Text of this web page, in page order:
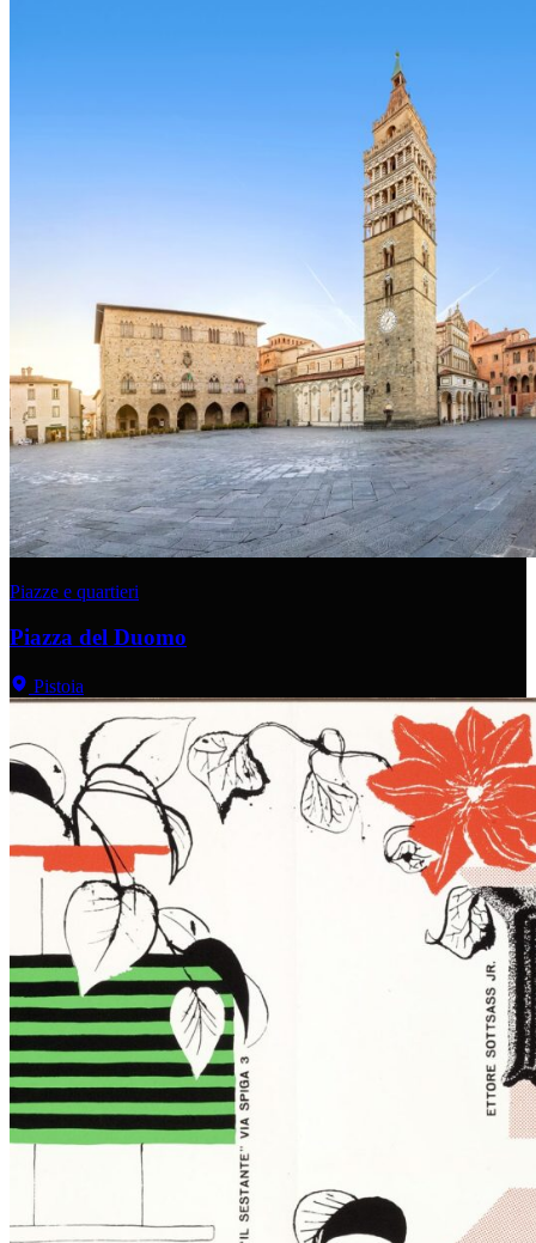
Piazze e quartieri
Piazza del Duomo
Pistoia